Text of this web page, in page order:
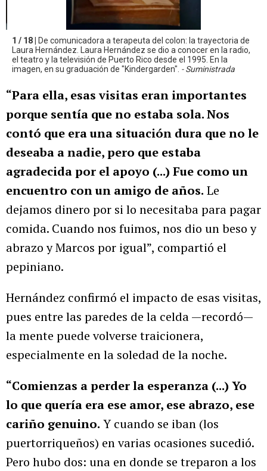
1 / 18 |
De comunicadora a terapeuta del colon: la trayectoria de
Laura Hernández. Laura Hernández se dio a conocer en la radio,
el teatro y la televisión de Puerto Rico desde el 1995. En la
imagen, en su graduación de "Kindergarden". - Suministrada
“Para ella, esas visitas eran importantes
porque sentía que no estaba sola. Nos
contó que era una situación dura que no le
deseaba a nadie, pero que estaba
agradecida por el apoyo (...) Fue como un
encuentro con un amigo de años. Le
dejamos dinero por si lo necesitaba para pagar
comida. Cuando nos fuimos, nos dio un beso y
abrazo y Marcos por igual”, compartió el
pepiniano.
Hernández confirmó el impacto de esas visitas,
pues entre las paredes de la celda —recordó—
la mente puede volverse traicionera,
especialmente en la soledad de la noche.
“Comienzas a perder la esperanza (...) Yo
lo que quería era ese amor, ese abrazo, ese
cariño genuino. Y cuando se iban (los
puertorriqueños) en varias ocasiones sucedió.
Pero hubo dos: una en donde se treparon a los